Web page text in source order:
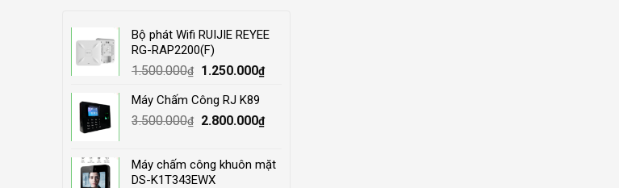
Bộ phát Wifi RUIJIE REYEE
RG-RAP2200(F)
1.500.000₫
Original
was:
1.500.000₫.
1.250.000₫Current
1.250.000₫.
Máy Chấm Công RJ K89
3.500.000₫
Original
3.500.000₫.
2.800.000₫Current
2.800.000₫.
Máy chấm công khuôn mặt
DS-K1T343EWX